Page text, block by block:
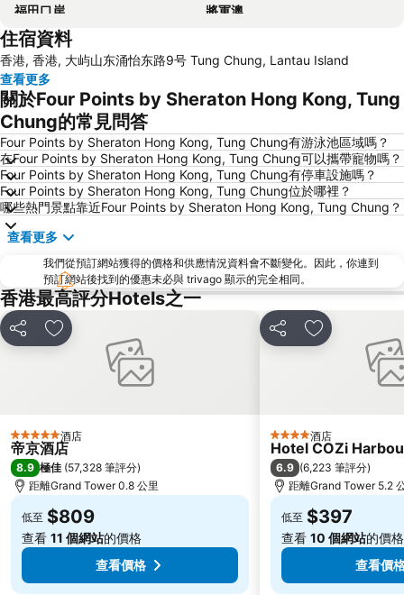
福田口岸
將軍澳
福田區
香港國際機場
南山區
東涌
紅磡
Wan Chai Metro Station
海洋公園
深水埗區
黃金海岸
香港迪士尼樂園
新界
羅湖口岸
羅湖
東門步行街
Cheung Chau
珠海長隆國際海洋度假區
羅湖口岸
Sheung Wan Metro Station
Tsing Yi Metro Station
葡京娛樂場
深圳寶安國際機場
世界之窗
香洲區
珠海拱北汽車客運站
深圳野生動物園
大三巴牌坊
大梅沙海濱公園
住宿資料
香港, 香港, 大屿山东涌怡东路9号 Tung Chung, Lantau Island
查看更多
關於Four Points by Sheraton Hong Kong, Tung
Chung的常見問答
Four Points by Sheraton Hong Kong, Tung Chung有游泳池區域嗎？
在Four Points by Sheraton Hong Kong, Tung Chung可以攜帶寵物嗎？
Four Points by Sheraton Hong Kong, Tung Chung有停車設施嗎？
Four Points by Sheraton Hong Kong, Tung Chung位於哪裡？
哪些熱門景點靠近Four Points by Sheraton Hong Kong, Tung Chung？
查看更多
我們從預訂網站獲得的價格和供應情況資料會不斷變化。因此，你連到
預訂網站後找到的優惠未必與 trivago 顯示的完全相同。
香港最高評分Hotels之一
分享 放到收藏夾
5 星級 酒店
帝京酒店
8.9 極佳 (57,328 筆評分)
距離Grand Tower 0.8 公里
低至 $809
查看 11 個網站的價格
查看價格
分享 放到收藏夾
4 星級 酒店
Hotel COZi
6.9 (6,223 筆評分)
距離Grand Tower 5.2
低至 $397
查看 10 個網站的價格
查看價